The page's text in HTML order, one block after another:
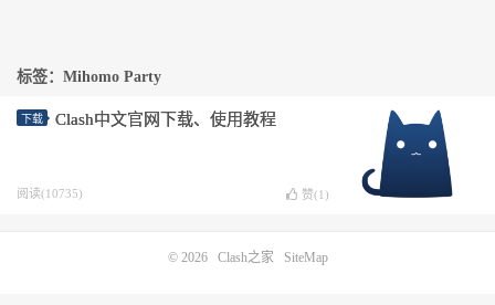
标签：Mihomo Party
下载 Clash中文官网下载、使用教程
阅读(10735) 赞(1 )
© 2026 Clash之家 SiteMap